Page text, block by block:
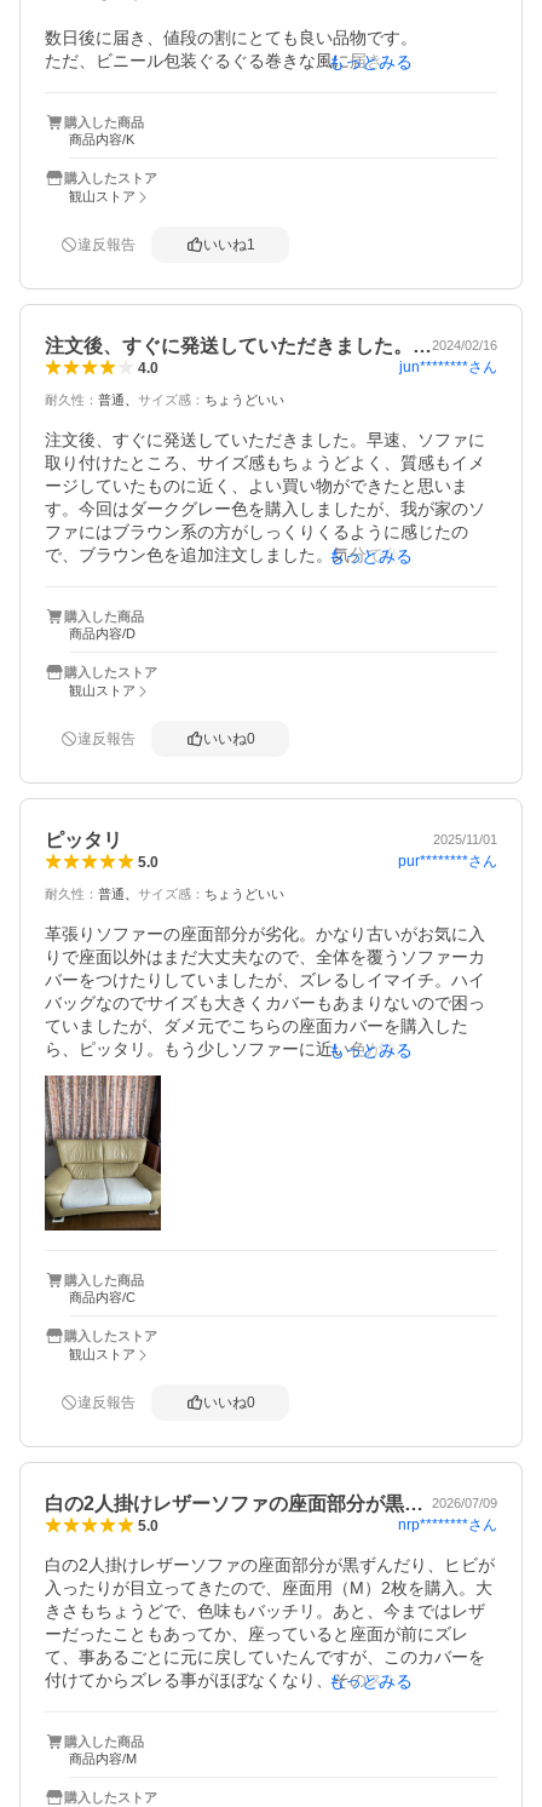
数日後に届き、値段の割にとても良い品物です。
ただ、ビニール包装ぐるぐる巻きな風に届き、あまり丁寧
問題なくなりました。
この値段で購入できるなら、色違いなど買って色々楽しみ
もっとみる
購入した商品
商品内容/K
購入したストア
観山ストア
違反報告 いいね1
注文後、すぐに発送していただきました。…2024/02/16
4.0 jun********さん
耐久性 ： 普通 サイズ感 ： ちょうどいい
注文後、すぐに発送していただきました。早速、ソファに
取り付けたところ、サイズ感もちょうどよく、質感もイメ
ージしていたものに近く、よい買い物ができたと思いま
す。今回はダークグレー色を購入しましたが、我が家のソ
ファにはブラウン系の方がしっくりくるように感じたの
で、ブラウン色を追加注文しました。気分で色を使い分け
もっとみる
購入した商品
商品内容/D
購入したストア
観山ストア
違反報告 いいね0
ピッタリ 2025/11/01
5.0 pur********さん
耐久性 ： 普通 サイズ感 ： ちょうどいい
革張りソファーの座面部分が劣化。かなり古いがお気に入
りで座面以外はまだ大丈夫なので、全体を覆うソファーカ
バーをつけたりしていましたが、ズレるしイマイチ。ハイ
バッグなのでサイズも大きくカバーもあまりないので困っ
ていましたが、ダメ元でこちらの座面カバーを購入した
ら、ピッタリ。もう少しソファーに近い色があったらなぁ
と思いましたが、それでも満足です。
もっとみる
購入した商品
商品内容/C
購入したストア
観山ストア
違反報告 いいね0
白の2人掛けレザーソファの座面部分が黒… 2026/07/09
5.0 nrp********さん
白の2人掛けレザーソファの座面部分が黒ずんだり、ヒビが
入ったりが目立ってきたので、座面用（M）2枚を購入。大
きさもちょうどで、色味もバッチリ。あと、今まではレザ
ーだったこともあってか、座っていると座面が前にズレ
て、事あるごとに元に戻していたんですが、このカバーを
付けてからズレる事がほぼなくなり、そのストレスから解
もっとみる
購入した商品
商品内容/M
購入したストア